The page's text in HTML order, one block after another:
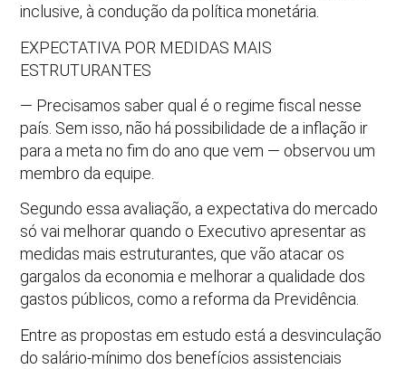
inclusive, à condução da política monetária.
EXPECTATIVA POR MEDIDAS MAIS
ESTRUTURANTES
— Precisamos saber qual é o regime fiscal nesse
país. Sem isso, não há possibilidade de a inflação ir
para a meta no fim do ano que vem — observou um
membro da equipe.
Segundo essa avaliação, a expectativa do mercado
só vai melhorar quando o Executivo apresentar as
medidas mais estruturantes, que vão atacar os
gargalos da economia e melhorar a qualidade dos
gastos públicos, como a reforma da Previdência.
Entre as propostas em estudo está a desvinculação
do salário-mínimo dos benefícios assistenciais